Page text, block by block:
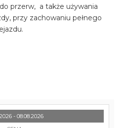
przerw, a także używania
przy zachowaniu pełnego
- 08.08.2026